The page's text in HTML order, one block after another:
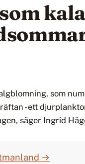
som
- ett
säger Ingrid
→